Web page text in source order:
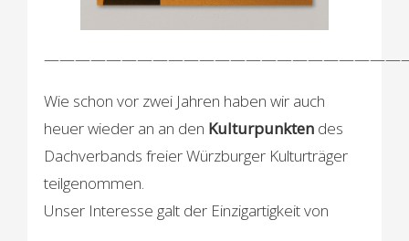
Wie schon vor zwei Jahren haben wir auch
heuer wieder an an den Kulturpunkten des
Dachverbands freier Würzburger Kulturträger
teilgenommen.
Unser Interesse galt der Einzigartigkeit von